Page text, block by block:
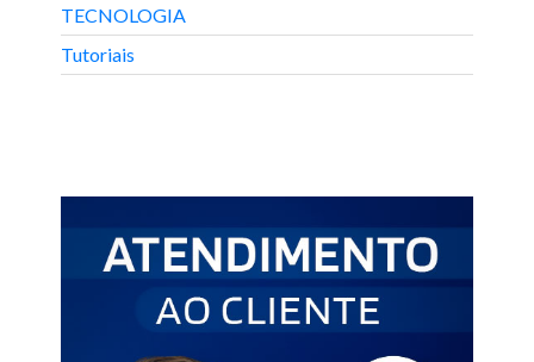
TECNOLOGIA
Tutoriais